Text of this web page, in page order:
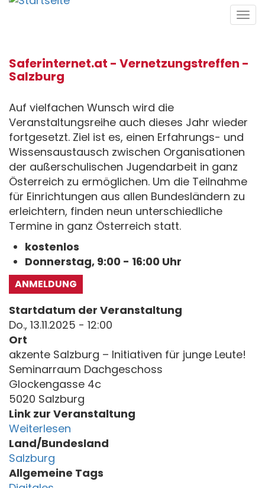
Direkt
Saferinternet.at - Vernetzungstreffen -
Salzburg
Auf vielfachen Wunsch wird die
Veranstaltungsreihe auch dieses Jahr wieder
fortgesetzt. Ziel ist es, einen Erfahrungs- und
Wissensaustausch zwischen Organisationen
der außerschulischen Jugendarbeit in ganz
Österreich zu ermöglichen. Um die Teilnahme
für Einrichtungen aus allen Bundesländern zu
erleichtern, finden neun unterschiedliche
Termine in ganz Österreich statt.
kostenlos
Donnerstag, 9:00 - 16:00 Uhr
ANMELDUNG
Startdatum der Veranstaltung
Do., 13.11.2025 - 12:00
Ort
akzente Salzburg – Initiativen für junge Leute!
Seminarraum Dachgeschoss
Glockengasse 4c
5020 Salzburg
Link zur Veranstaltung
Weiterlesen
Land/Bundesland
Salzburg
Allgemeine Tags